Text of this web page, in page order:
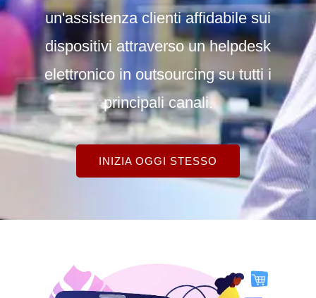
un'assistenza clienti affidabile sui
dispositivi attraverso un helpdesk
elettronico in outsourcing su tutti i
principali canali.
INIZIA OGGI STESSO